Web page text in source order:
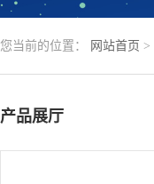
您当前的位置： 网站首页 >
产品展厅